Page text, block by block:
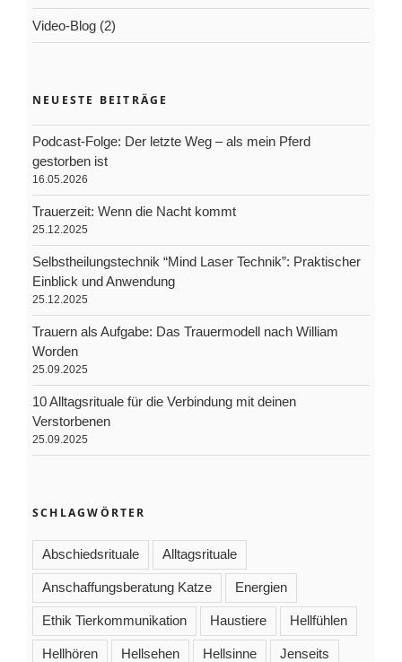
Video-Blog (2)
NEUESTE BEITRÄGE
Podcast-Folge: Der letzte Weg – als mein Pferd
gestorben ist
16.05.2026
Trauerzeit: Wenn die Nacht kommt
25.12.2025
Selbstheilungstechnik “Mind Laser Technik”: Praktischer
Einblick und Anwendung
25.12.2025
Trauern als Aufgabe: Das Trauermodell nach William
Worden
25.09.2025
10 Alltagsrituale für die Verbindung mit deinen
Verstorbenen
25.09.2025
SCHLAGWÖRTER
Abschiedsrituale Alltagsrituale
Anschaffungsberatung Katze Energien
Ethik Tierkommunikation Haustiere Hellfühlen
Hellhören Hellsehen Hellsinne Jenseits